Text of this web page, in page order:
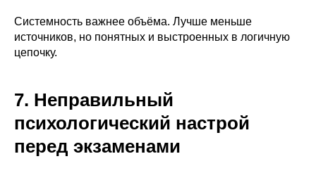
Системность важнее объёма. Лучше меньше
источников, но понятных и выстроенных в логичную
цепочку.
7. Неправильный
психологический настрой
перед экзаменами